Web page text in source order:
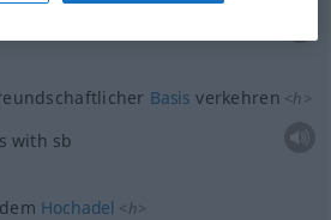
Basis verkehren <h>
with sb
Hochadel <h>